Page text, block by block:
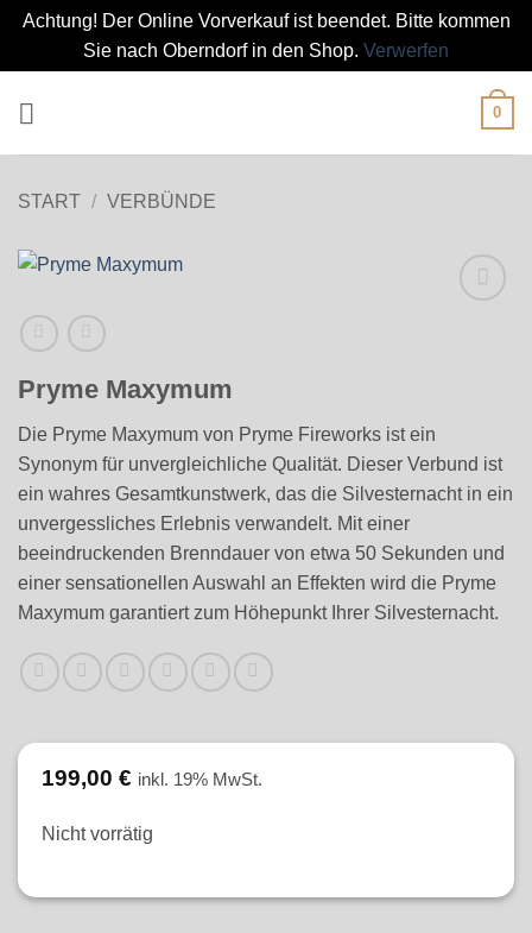
Achtung! Der Online Vorverkauf ist beendet. Bitte kommen
Sie nach Oberndorf in den Shop. Verwerfen
0
START / VERBÜNDE
Pryme Maxymum
Die Pryme Maxymum von Pryme Fireworks ist ein
Synonym für unvergleichliche Qualität. Dieser Verbund ist
ein wahres Gesamtkunstwerk, das die Silvesternacht in ein
unvergessliches Erlebnis verwandelt. Mit einer
beeindruckenden Brenndauer von etwa 50 Sekunden und
einer sensationellen Auswahl an Effekten wird die Pryme
Maxymum garantiert zum Höhepunkt Ihrer Silvesternacht.
199,00 € inkl. 19% MwSt.
Nicht vorrätig